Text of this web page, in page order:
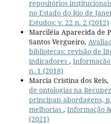
repositórios
no Estado do Rio de
Estudos: v. 22 n. 2 (2012)
Marciléia Aparecida de
Santos Vergueiro,
bibliotecas: revisão de
indicadores , Informação
n. 1 (2018)
Marcia Cristina dos
de ontologias na
principais abordagens,
melhorias , Informação
(2021)